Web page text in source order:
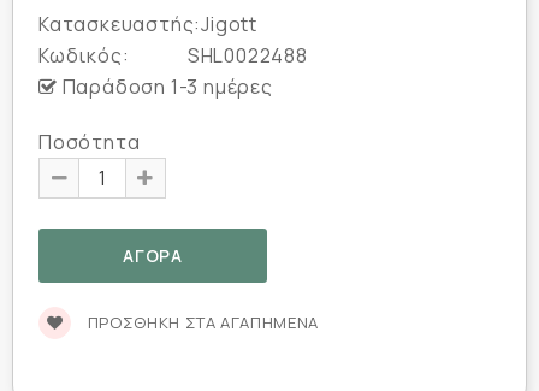
Κατασκευαστής:Jigott
Κωδικός:
SHL0022488
Παράδοση 1-3 ημέρες
Ποσότητα
ΠΡΟΣΘΉΚΗ ΣΤΑ ΑΓΑΠΗΜΈΝΑ